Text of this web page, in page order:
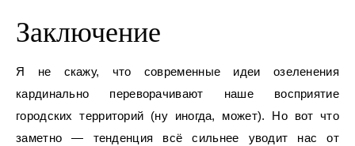
Заключение
Я не скажу, что современные идеи озеленения
кардинально переворачивают наше восприятие
городских территорий (ну иногда, может). Но вот что
заметно — тенденция всё сильнее уводит нас от